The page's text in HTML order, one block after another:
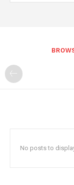
No posts to